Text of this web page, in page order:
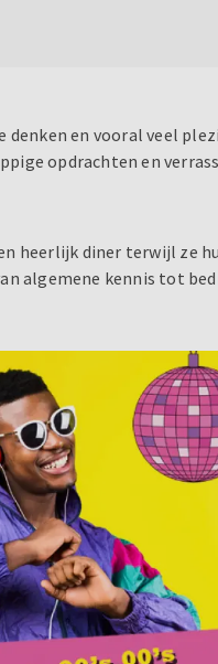
en vooral veel
opdrachten en
heerlijk diner terwijl ze
algemene kennis tot